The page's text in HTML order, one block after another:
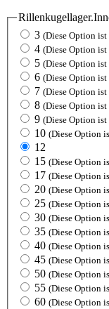
3 (Diese Option
4 (Diese Option
5 (Diese Option
6 (Diese Option
7 (Diese Option
8 (Diese Option
9 (Diese Option
10 (Diese Option
12
15 (Diese Option
17 (Diese Option
20 (Diese Option
25 (Diese Option
30 (Diese Option
35 (Diese Option
40 (Diese Option
45 (Diese Option
50 (Diese Option
55 (Diese Option
60 (Diese Option